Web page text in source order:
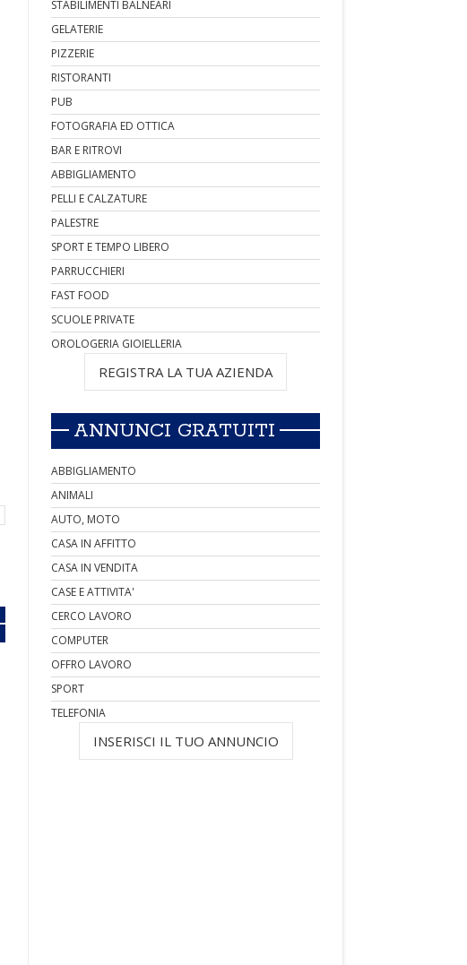
STABILIMENTI BALNEARI
GELATERIE
PIZZERIE
RISTORANTI
PUB
FOTOGRAFIA ED OTTICA
BAR E RITROVI
ABBIGLIAMENTO
PELLI E CALZATURE
PALESTRE
SPORT E TEMPO LIBERO
PARRUCCHIERI
FAST FOOD
SCUOLE PRIVATE
OROLOGERIA GIOIELLERIA
REGISTRA LA TUA AZIENDA
ANNUNCI GRATUITI
ABBIGLIAMENTO
ANIMALI
AUTO, MOTO
CASA IN AFFITTO
CASA IN VENDITA
CASE E ATTIVITA'
CERCO LAVORO
COMPUTER
OFFRO LAVORO
SPORT
TELEFONIA
INSERISCI IL TUO ANNUNCIO